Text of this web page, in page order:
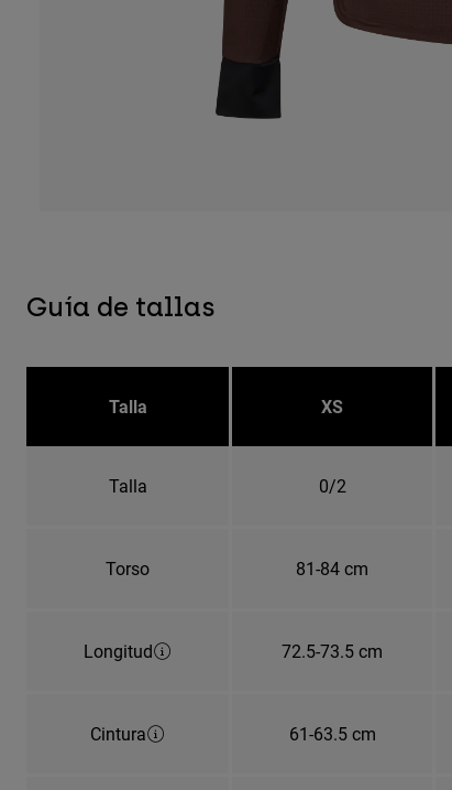
Guía de tallas
Talla XS
Talla 0/2
Torso 81-84 cm
Longitud 72.5-73.5 cm
Cintura 61-63.5 cm